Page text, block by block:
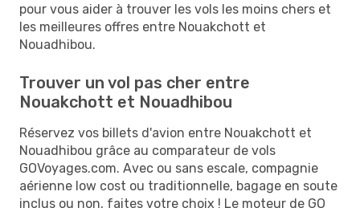
pour vous aider à trouver les vols les moins chers et
les meilleures offres entre Nouakchott et
Nouadhibou.
Trouver un vol pas cher entre
Nouakchott et Nouadhibou
Réservez vos billets d'avion entre Nouakchott et
Nouadhibou grâce au comparateur de vols
GOVoyages.com. Avec ou sans escale, compagnie
aérienne low cost ou traditionnelle, bagage en soute
inclus ou non, faites votre choix ! Le moteur de GO